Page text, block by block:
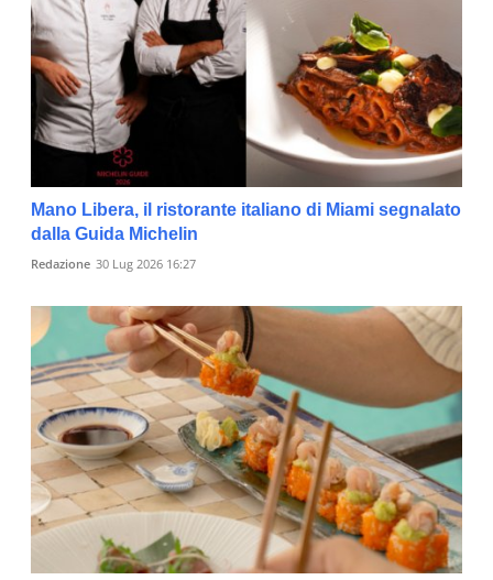
Mano Libera, il ristorante italiano di Miami segnalato
dalla Guida Michelin
Redazione 30 Lug 2026 16:27